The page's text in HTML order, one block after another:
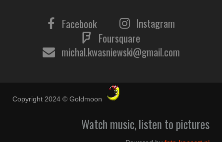
Facebook
Instagram
Foursquare
michal.kwasniewski@gmail.com
Copyright 2024 © Goldmoon
Watch music, listen to pictures